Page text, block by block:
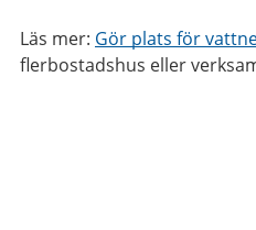
Läs mer: Gör plats för
flerbostadshus eller